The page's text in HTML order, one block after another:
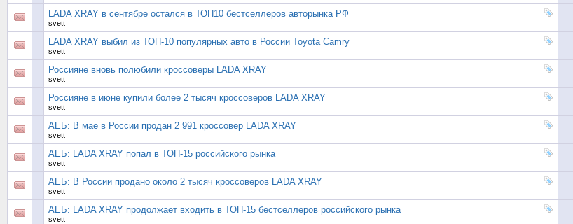
LADA XRAY в сентябре остался в ТОП10 бестселлеров авторынка РФ
svett
LADA XRAY выбил из ТОП-10 популярных авто в России Toyota Camry
svett
Россияне вновь полюбили кроссоверы LADA XRAY
svett
Россияне в июне купили более 2 тысяч кроссоверов LADA XRAY
svett
АЕБ: В мае в России продан 2 991 кроссовер LADA XRAY
svett
АЕБ: LADA XRAY попал в ТОП-15 российского рынка
svett
АЕБ: В России продано около 2 тысяч кроссоверов LADA XRAY
svett
АЕБ: LADA XRAY продолжает входить в ТОП-15 бестселлеров российского рынка
svett